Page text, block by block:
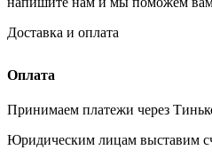
Доставка и оплата
Оплата
Принимаем платежи через
Юридическим лицам выставим